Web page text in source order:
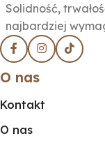
Solidność,
najbardziej
O nas
Kontakt
O nas